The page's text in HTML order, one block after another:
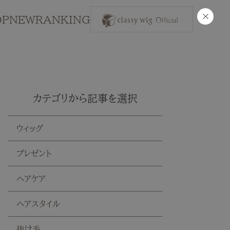
NEWRANKING
カテゴリから記事を選択
ウィッグ
プレゼント
ヘアケア
ヘアスタイル
×